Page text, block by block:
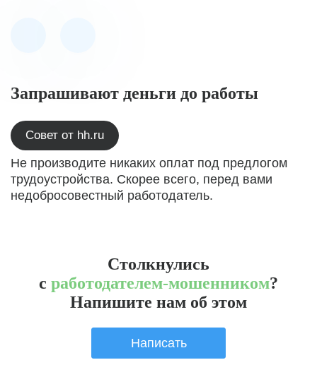
Запрашивают деньги до работы
Совет от hh.ru
Не производите никаких оплат под предлогом
трудоустройства. Скорее всего, перед вами
недобросовестный работодатель.
Столкнулись
с работодателем-мошенником?
Напишите нам об этом
Написать